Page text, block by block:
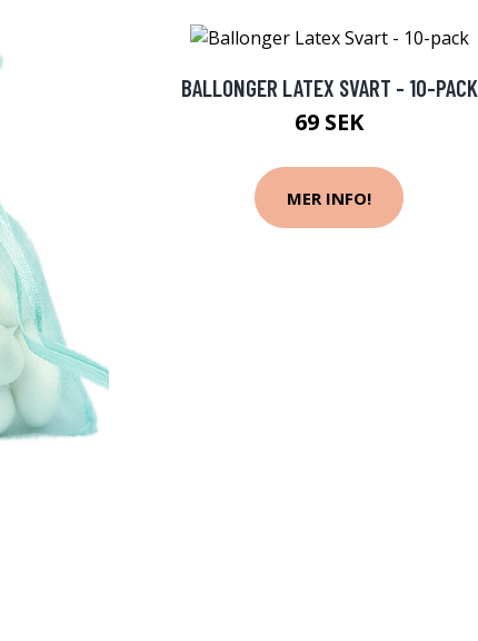
BALLONGER LATEX SVART - 10-PACK
69 SEK
MER INFO!